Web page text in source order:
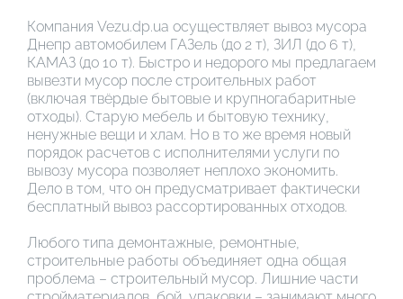
Компания Vezu.dp.ua осуществляет вывоз мусора
Днепр автомобилем ГАЗель (до 2 т), ЗИЛ (до 6 т),
КАМАЗ (до 10 т). Быстро и недорого мы предлагаем
вывезти мусор после строительных работ
(включая твёрдые бытовые и крупногабаритные
отходы). Старую мебель и бытовую технику,
ненужные вещи и хлам. Но в то же время новый
порядок расчетов с исполнителями услуги по
вывозу мусора позволяет неплохо экономить.
Дело в том, что он предусматривает фактически
бесплатный вывоз рассортированных отходов.
Любого типа демонтажные, ремонтные,
строительные работы объединяет одна общая
проблема – строительный мусор. Лишние части